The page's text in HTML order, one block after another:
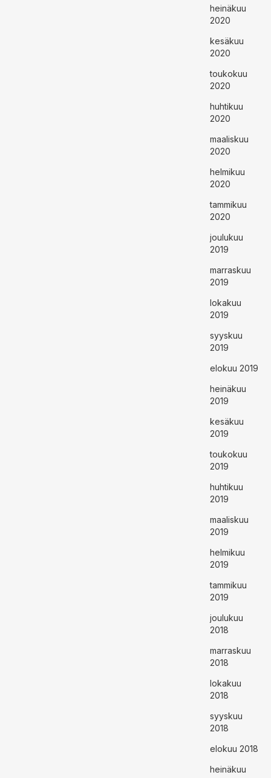
heinäkuu
2020
kesäkuu
2020
toukokuu
2020
huhtikuu
2020
maaliskuu
2020
helmikuu
2020
tammikuu
2020
joulukuu
2019
marraskuu
2019
lokakuu
2019
syyskuu
2019
elokuu 2019
heinäkuu
2019
kesäkuu
2019
toukokuu
2019
huhtikuu
2019
maaliskuu
2019
helmikuu
2019
tammikuu
2019
joulukuu
2018
marraskuu
2018
lokakuu
2018
syyskuu
2018
elokuu 2018
heinäkuu